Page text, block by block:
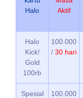
Halo
Aktif
Halo
Kick!
Gold
100rb
100.000
/ 30 hari
Spesial
100.000